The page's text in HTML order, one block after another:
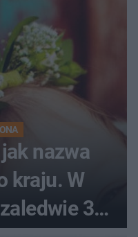
nazwa
kraju. W
3